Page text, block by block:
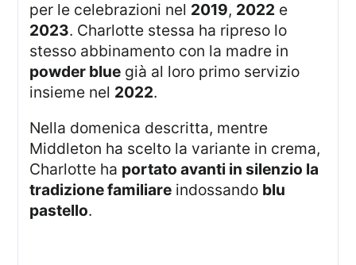
per le celebrazioni nel 2019, 2022 e
2023. Charlotte stessa ha ripreso lo
stesso abbinamento con la madre in
powder blue già al loro primo servizio
insieme nel 2022.
Nella domenica descritta, mentre
Middleton ha scelto la variante in crema,
Charlotte ha portato avanti in silenzio la
tradizione familiare indossando blu
pastello.